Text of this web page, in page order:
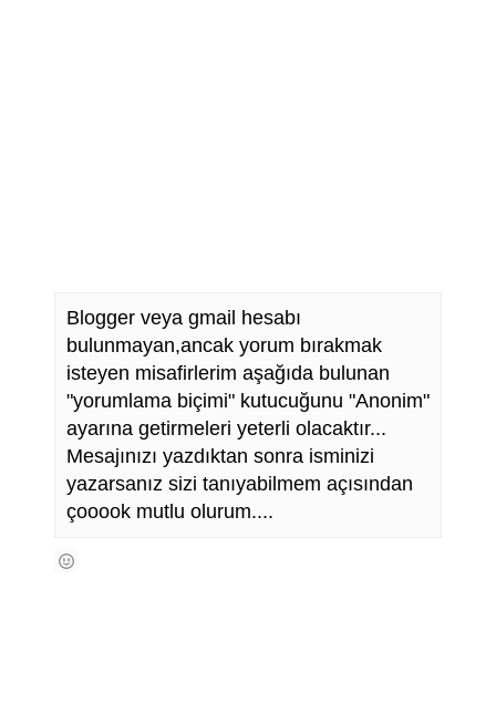
Blogger veya gmail hesabı
bulunmayan,ancak yorum bırakmak
isteyen misafirlerim aşağıda bulunan
"yorumlama biçimi" kutucuğunu "Anonim"
ayarına getirmeleri yeterli olacaktır...
Mesajınızı yazdıktan sonra isminizi
yazarsanız sizi tanıyabilmem açısından
çooook mutlu olurum....